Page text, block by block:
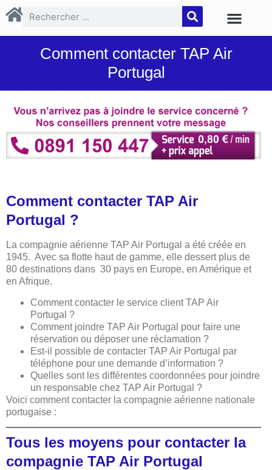
Comment contacter TAP Air
Portugal
Comment contacter TAP Air
Portugal ?
La compagnie aérienne TAP Air Portugal a été créée en
1945. Avec sa flotte haut de gamme, elle dessert plus de
80 destinations dans 30 pays en Europe, en Amérique et
en Afrique.
Comment contacter le service client TAP Air
Portugal ?
Comment joindre TAP Air Portugal pour faire une
réservation ou déposer une réclamation ?
Est-il possible de contacter TAP Air Portugal par
téléphone pour une demande d’information ?
Quelles sont les différentes coordonnées pour joindre
un responsable chez TAP Air Portugal ?
Voici comment contacter la compagnie aérienne nationale
portugaise :
Tous les moyens pour contacter la
compagnie TAP Air Portugal